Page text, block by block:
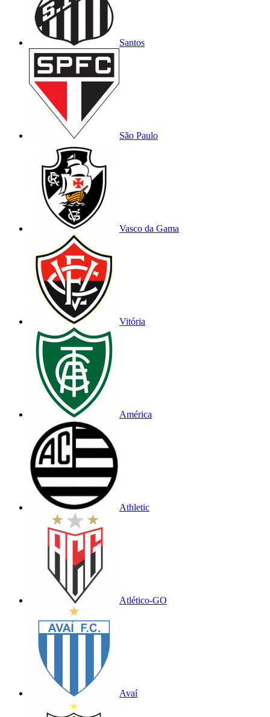
Santos
São Paulo
Vasco da Gama
Vitória
América
Athletic
Atlético-GO
Avaí